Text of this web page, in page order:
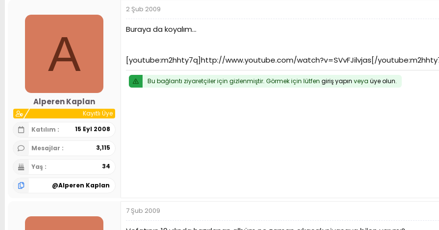
A
Alperen Kaplan
Kayıtlı Üye
Katılım
15 Eyl 2008
Mesajlar 3,115
Yaş 34
@Alperen Kaplan
2 Şub 2009
Buraya da koyalım...
[youtube:m2hhty7q]http://www.youtube.com/watch?v=SVvFJilvjas[/
Bu bağlantı ziyaretçiler için gizlenmiştir. Görmek için lütfen giriş yapın veya üye olun.
7 Şub 2009